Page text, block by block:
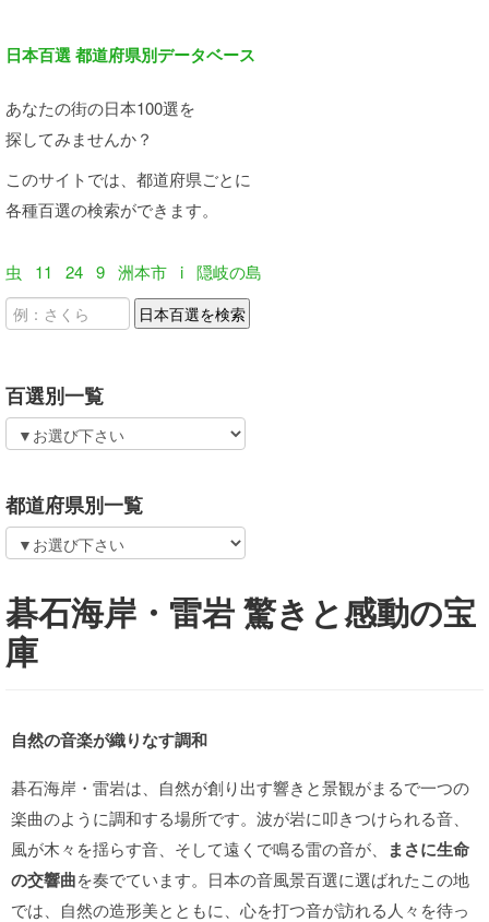
日本百選 都道府県別データベース
あなたの街の日本100選を
探してみませんか？
このサイトでは、都道府県ごとに
各種百選の検索ができます。
虫 11 24 9 洲本市 i 隠岐の島
百選別一覧
都道府県別一覧
碁石海岸・雷岩 驚きと感動の宝
庫
自然の音楽が織りなす調和
碁石海岸・雷岩は、自然が創り出す響きと景観がまるで一つの
楽曲のように調和する場所です。波が岩に叩きつけられる音、
風が木々を揺らす音、そして遠くで鳴る雷の音が、
まさに生命
の交響曲を奏でています。日本の音風景百選に選ばれたこの地
では、自然の造形美とともに、心を打つ音が訪れる人々を待っ